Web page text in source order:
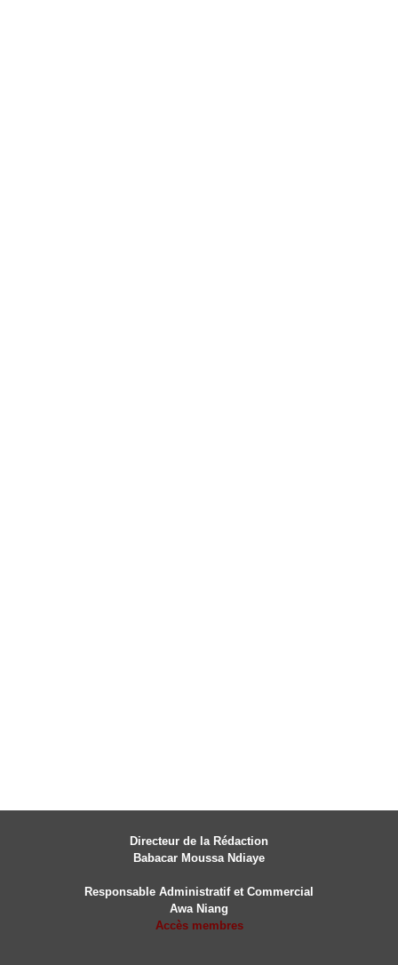
Directeur de la Rédaction
Babacar Moussa Ndiaye
Responsable Administratif et Commercial
Awa Niang
Accès membres